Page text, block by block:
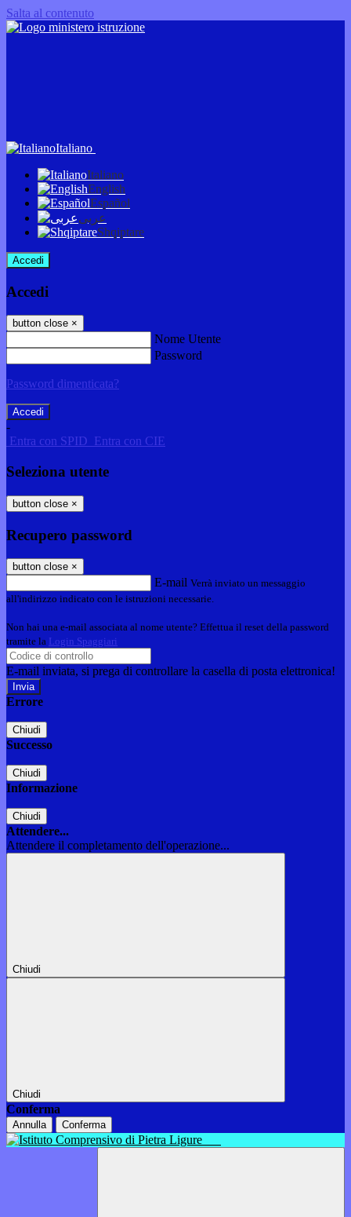
Salta al contenuto
Italiano
Italiano
English
Español
عربى
Shqiptare
Accedi
Accedi
button close ×
Nome Utente
Password
Password dimenticata?
-
Entra con SPID Entra con CIE
Seleziona utente
button close ×
Recupero password
button close ×
E-mail Verrà inviato un messaggio
all'indirizzo indicato con le istruzioni necessarie.
Non hai una e-mail associata al nome utente? Effettua il reset della password
tramite la Login Spaggiari
E-mail inviata, si prega di controllare la casella di posta elettronica!
Errore
Chiudi
Successo
Chiudi
Informazione
Chiudi
Attendere...
Attendere il completamento dell'operazione...
Chiudi
Chiudi
Conferma
Annulla Conferma